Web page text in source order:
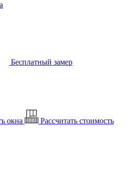
Бесплатный замер
окна
Рассчитать стоимость